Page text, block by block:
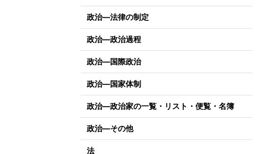
政治―法律の制定
政治―政治過程
政治―国際政治
政治―国家体制
政治―政治家の一覧・リスト・便覧・名簿
政治―その他
法